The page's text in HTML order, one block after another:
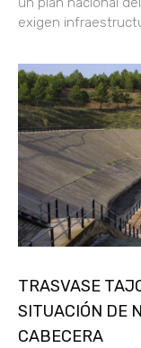
exigen
TRASVASE
SITUACIÓN DE
CABECERA